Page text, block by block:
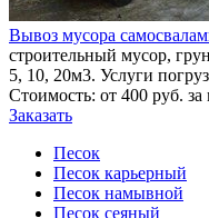
Вывоз мусора
строительный мусор,
5, 10, 20м3. Услуги
Стоимость: от 400 руб. за
Заказать
Песок
Песок карьерный
Песок намывной
Песок сеяный